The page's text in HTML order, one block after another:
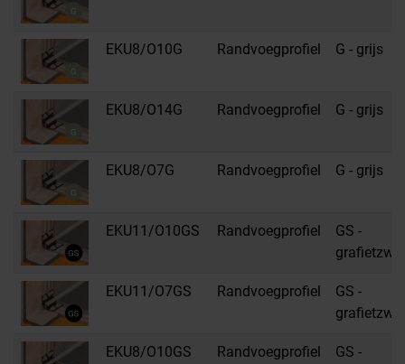
EKU8/O10G Randvoegprofiel G - grijs
EKU8/O14G Randvoegprofiel G - grijs
EKU8/O7G Randvoegprofiel G - grijs
EKU11/O10GS Randvoegprofiel
GS -
EKU11/O7GS Randvoegprofiel
GS -
EKU8/O10GS Randvoegprofiel
GS -